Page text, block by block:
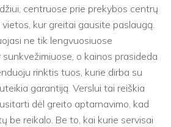
centruose prie prekybos centrų
kur greitai gausite paslaugą.
ne tik lengvuosiuose
o kainos prasideda
rinktis tuos, kurie dirba su
garantiją. Verslui tai reiškia
dėl greito aptarnavimo, kad
be reikalo. Be to, kai kurie servisai